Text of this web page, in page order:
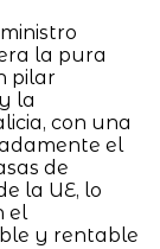
la pura
pilar
la
con una
el
de
la UE, lo
el
y rentable